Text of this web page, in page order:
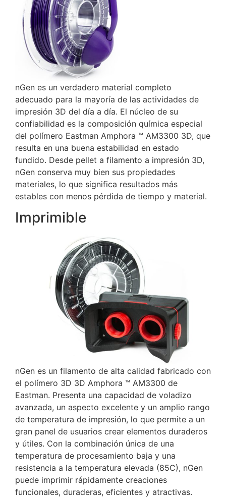
nGen es un verdadero material completo
adecuado para la mayoría de las actividades de
impresión 3D del día a día. El núcleo de su
confiabilidad es la composición química especial
del polímero Eastman Amphora ™ AM3300 3D, que
resulta en una buena estabilidad en estado
fundido. Desde pellet a filamento a impresión 3D,
nGen conserva muy bien sus propiedades
materiales, lo que significa resultados más
estables con menos pérdida de tiempo y material.
Imprimible
nGen es un filamento de alta calidad fabricado con
el polímero 3D 3D Amphora ™ AM3300 de
Eastman. Presenta una capacidad de voladizo
avanzada, un aspecto excelente y un amplio rango
de temperatura de impresión, lo que permite a un
gran panel de usuarios crear elementos duraderos
y útiles. Con la combinación única de una
temperatura de procesamiento baja y una
resistencia a la temperatura elevada (85C), nGen
puede imprimir rápidamente creaciones
funcionales, duraderas, eficientes y atractivas.